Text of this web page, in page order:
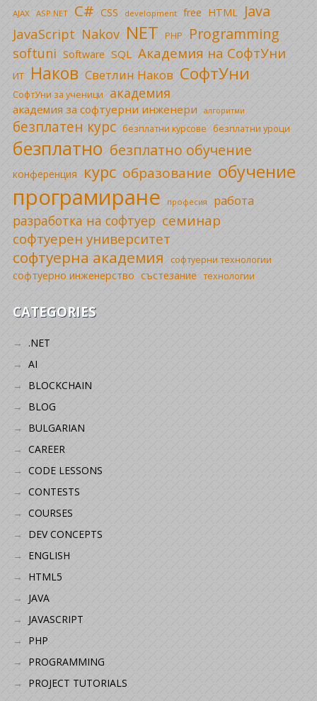
AJAX ASP.NET C# CSS development free HTML Java
JavaScript Nakov NET PHP Programming
softuni Software SQL Академия на СофтУни
ИТ Наков Светлин Наков СофтУни
СофтУни за ученици академия
академия за софтуерни инженери алгоритми
безплатен курс безплатни курсове безплатни уроци
безплатно безплатно обучение
конференция курс образование обучение
програмиране професия работа
разработка на софтуер семинар
софтуерен университет
софтуерна академия софтуерни технологии
софтуерно инженерство състезание технологии
CATEGORIES
.NET
AI
BLOCKCHAIN
BLOG
BULGARIAN
CAREER
CODE LESSONS
CONTESTS
COURSES
DEV CONCEPTS
ENGLISH
HTML5
JAVA
JAVASCRIPT
PHP
PROGRAMMING
PROJECT TUTORIALS